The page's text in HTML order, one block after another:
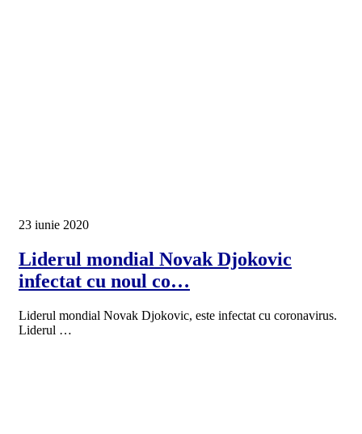
23 iunie 2020
Liderul mondial Novak Djokovic
infectat cu noul co…
Liderul mondial Novak Djokovic, este infectat cu coronavirus.
Liderul …